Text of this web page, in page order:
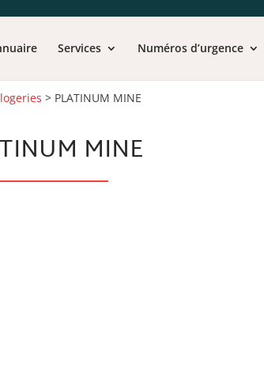
Services Numéros d’urgence
> PLATINUM MINE
MINE